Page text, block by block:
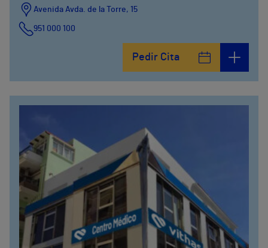
Avenida Avda. de la Torre, 15
951 000 100
951 000 100
Pedir Cita